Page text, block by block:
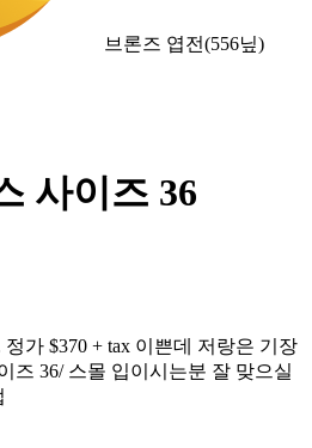
브론즈 엽전(556닢)
사이즈 36
가 $370 + tax 이쁜데 저랑은 기장
즈 36/ 스몰 입이시는분 잘 맞으실